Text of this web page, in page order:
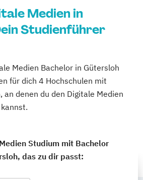
Medien in
Studienführer
Medien Bachelor in Gütersloh
für dich 4 Hochschulen mit
an denen du den Digitale Medien
Studium mit Bachelor
das zu dir passt: